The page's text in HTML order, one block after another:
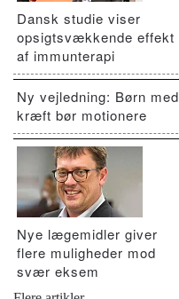
Dansk studie viser
opsigtsvækkende effekt
af immunterapi
Ny vejledning: Børn med
kræft bør motionere
Nye lægemidler giver
flere muligheder mod
svær eksem